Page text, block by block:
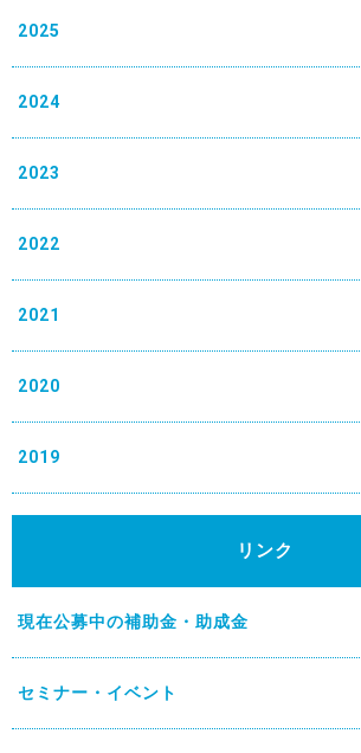
2025
2024
2023
2022
2021
2020
2019
リンク
現在公募中の補助金・助成金
セミナー・イベント